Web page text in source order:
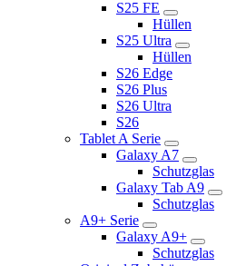
S25 FE
Hüllen
S25 Ultra
Hüllen
S26 Edge
S26 Plus
S26 Ultra
S26
Tablet A Serie
Galaxy A7
Schutzglas
Galaxy Tab A9
Schutzglas
A9+ Serie
Galaxy A9+
Schutzglas